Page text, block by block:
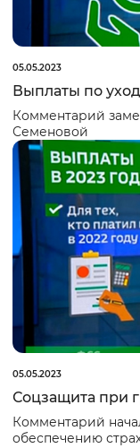
05.05.2023
Выплаты по
Комментарий
Семеновой
05.05.2023
Соцзащита при
Комментарий
обеспечению